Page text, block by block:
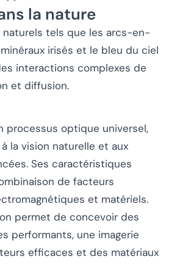
la nature
naturels tels que les arcs-en-
irisés et le bleu du ciel
interactions complexes de
et diffusion.
processus optique universel,
la vision naturelle et aux
Ses caractéristiques
de facteurs
et matériels.
permet de concevoir des
performants, une imagerie
efficaces et des matériaux